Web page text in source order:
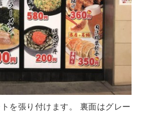
を張り付けます。 裏面はグレー